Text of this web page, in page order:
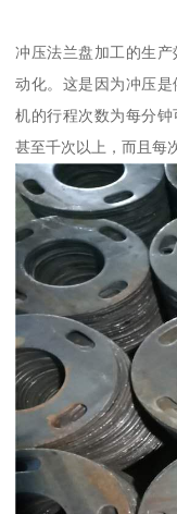
冲压法兰盘加工的生
动化。这是因为冲压
机的行程次数为每分
甚至千次以上，而且每